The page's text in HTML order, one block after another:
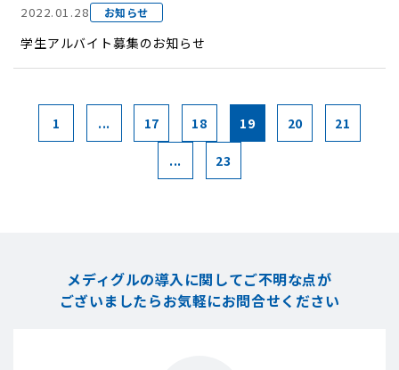
2022.01.28 お知らせ
学生アルバイト募集のお知らせ
1 ... 17 18 19 20 21
... 23
メディグルの導入に関してご不明な点が
ございましたらお気軽にお問合せください